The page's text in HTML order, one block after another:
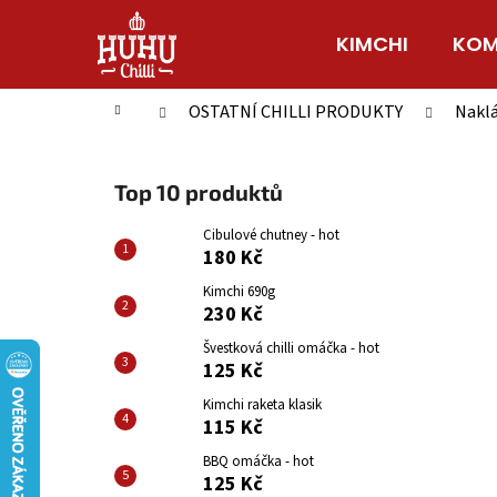
KIMCHI
Domů OSTATNÍ CHILLI PRODUKTY
Top 10 produktů
Cibulové chutney - hot
180 Kč
Kimchi 690g
230 Kč
Švestková chilli omáčka - hot
125 Kč
Kimchi raketa klasik
115 Kč
BBQ omáčka - hot
125 Kč
í
Zpět
do
Zpět
do